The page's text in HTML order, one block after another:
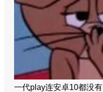
一代play连安卓10都没有